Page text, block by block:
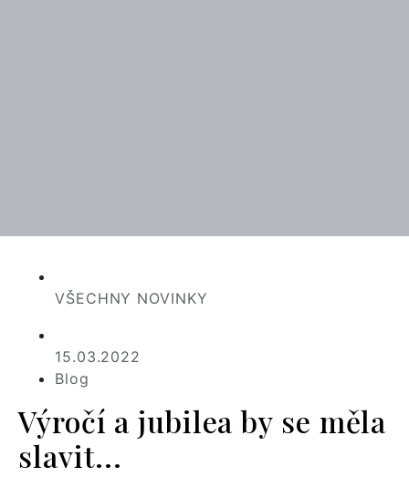
VŠECHNY NOVINKY
15.03.2022
Blog
Výročí a jubilea by se měla
slavit...